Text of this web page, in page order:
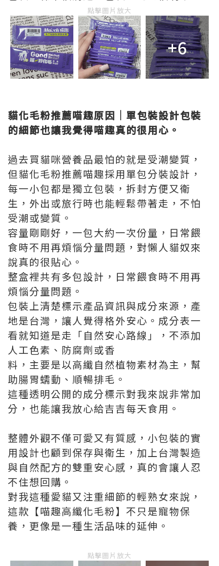
點擊圖片放大
+6
貓化毛粉推薦喵趣原因｜單包裝設計包裝
的細節也讓我覺得喵趣真的很用心。
過去買貓咪營養品最怕的就是受潮變質，
但貓化毛粉推薦喵趣採用單包分裝設計，
每一小包都是獨立包裝，拆封方便又衛
生，外出或旅行時也能輕鬆帶著走，不怕
受潮或變質。
容量剛剛好，一包大約一次份量，日常餵
食時不用再煩惱分量問題，對懶人貓奴來
說真的很貼心。
整盒裡共有多包設計，日常餵食時不用再
煩惱分量問題。
包裝上清楚標示產品資訊與成分來源，產
地是台灣，讓人覺得格外安心。成分表一
看就知道是走「自然安心路線」，不添加
人工色素、防腐劑或香
料，主要是以高纖自然植物素材為主，幫
助腸胃蠕動、順暢排毛。
這種透明公開的成分標示對我來說非常加
分，也能讓我放心給吉吉每天食用。
整體外觀不僅可愛又有質感，小包裝的實
用設計也顧到保存與衛生，加上台灣製造
與自然配方的雙重安心感，真的會讓人忍
不住想回購。
對我這種愛貓又注重細節的輕熟女來說，
這款【喵趣高纖化毛粉】不只是寵物保
養，更像是一種生活品味的延伸。
點擊圖片放大